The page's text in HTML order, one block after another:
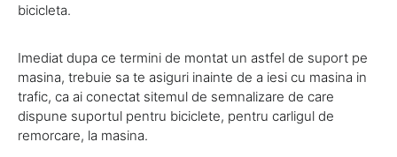
bicicleta.
Imediat dupa ce termini de montat un astfel de suport pe
masina, trebuie sa te asiguri inainte de a iesi cu masina in
trafic, ca ai conectat sitemul de semnalizare de care
dispune suportul pentru biciclete, pentru carligul de
remorcare, la masina.